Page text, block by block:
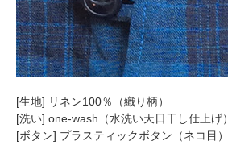
[生地] リネン100％（織り柄）
[洗い] one-wash（水洗い天日干し仕上げ）
[ボタン] プラスティックボタン（ネコ目）